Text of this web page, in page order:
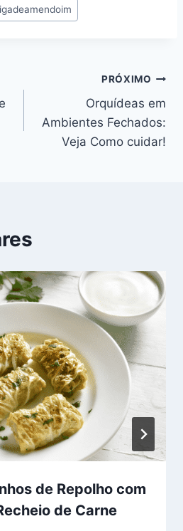
PRÓXIMO
Orquídeas em
Ambientes Fechados:
Veja Como cuidar!
de Repolho com
de Carne